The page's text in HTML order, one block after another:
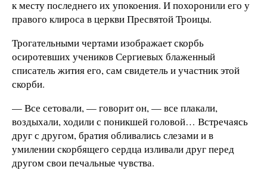
к месту последнего их упокоения. И похоронили его у
правого клироса в церкви Пресвятой Троицы.
Трогательными чертами изображает скорбь
осиротевших учеников Сергиевых блаженный
списатель жития его, сам свидетель и участник этой
скорби.
— Все сетовали, — говорит он, — все плакали,
воздыхали, ходили с поникшей головой… Встречаясь
друг с другом, братия обливались слезами и в
умилении скорбящего сердца изливали друг перед
другом свои печальные чувства.